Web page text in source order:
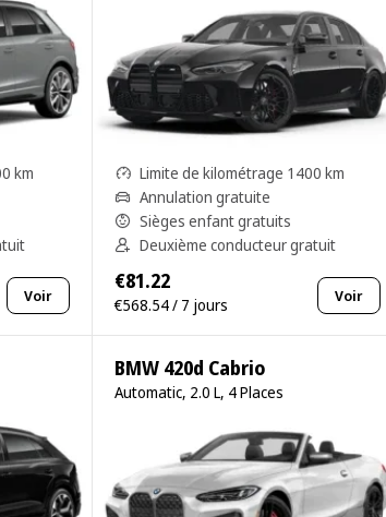
km
Voir
Limite de kilométrage 1400 km
Annulation gratuite
Sièges enfant gratuits
Deuxième conducteur gratuit
€81.22
€568.54 / 7 jours Voir
BMW 420d Cabrio
Automatic, 2.0 L, 4 Places